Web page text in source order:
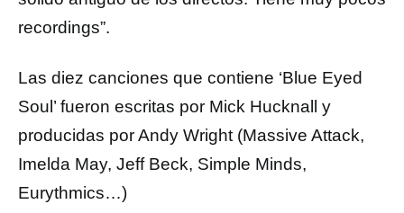
recordings”.
Las diez canciones que contiene ‘Blue Eyed
Soul’ fueron escritas por Mick Hucknall y
producidas por Andy Wright (Massive Attack,
Imelda May, Jeff Beck, Simple Minds,
Eurythmics…)